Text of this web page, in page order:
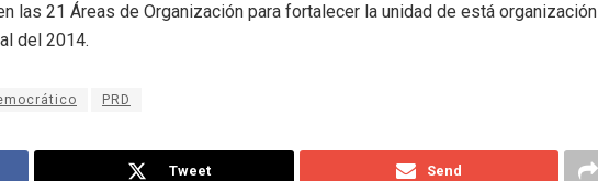
las 21 Áreas de Organización para fortalecer la unidad de está organización
del 2014.
PRD
Tweet Send